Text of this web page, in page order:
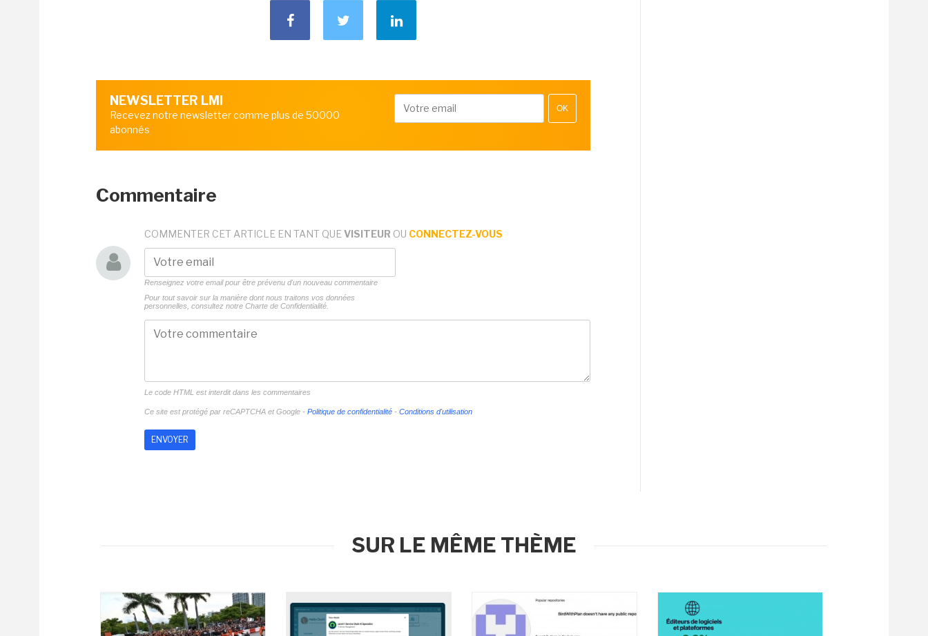
NEWSLETTER LMI
Recevez notre newsletter comme plus de 50000
abonnés
OK
Commentaire
COMMENTER CET ARTICLE EN TANT QUE VISITEUR OU CONNECTEZ-VOUS
Renseignez votre email pour être prévenu d'un nouveau commentaire
Pour tout savoir sur la manière dont nous traitons vos données
personnelles, consultez notre Charte de Confidentialité.
Le code HTML est interdit dans les commentaires
Ce site est protégé par reCAPTCHA et Google - Politique de confidentialité - Conditions d'utilisation
SUR LE MÊME THÈME